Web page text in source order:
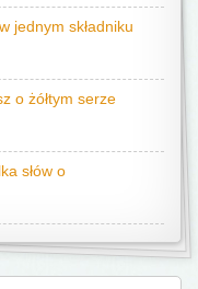
jednym składniku
o żółtym serze
słów o